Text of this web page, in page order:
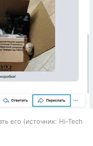
его источник: Hi-Tech